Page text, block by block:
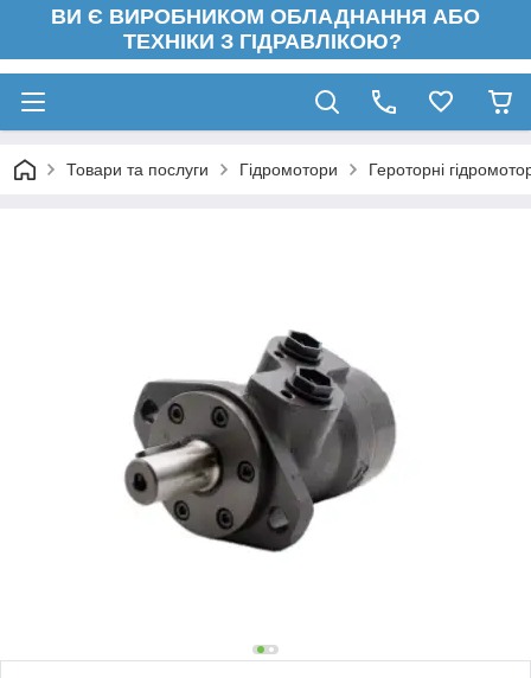
ВИ Є ВИРОБНИКОМ ОБЛАДНАННЯ АБО
ТЕХНІКИ З ГІДРАВЛІКОЮ?
Товари та послуги Гідромотори Героторні